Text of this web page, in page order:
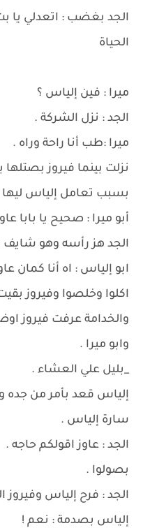
الجد بغضب : اتعدلي يا
الحياة
ميرا : فين إلياس ؟
الجد : نزل الشركة .
ميرا :طب أنا راحة وراه .
نزلت بينما فيروز
بسبب تعامل إلياس ليها
أبو ميرا : صحيح يا بابا
الجد هز رأسه وهو شايف
ابو إلياس : اه أنا كمان
اكلوا وخلصوا وفيروز
والخدامة عرفت فيروز
وابو ميرا .
_بليل علي العشاء .
إلياس قعد بأمر من جده
سارة إلياس .
الجد : عاوز اقولكم حاجه .
بصولوا .
الجد : فرح إلياس وفيروز
إلياس بصدمة : نعم !